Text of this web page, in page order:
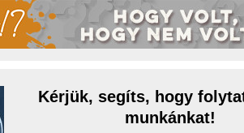
Kérjük, segíts, hogy
munkánkat!